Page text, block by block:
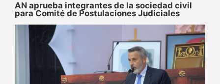
AN aprueba integrantes de la sociedad civil
para Comité de Postulaciones Judiciales